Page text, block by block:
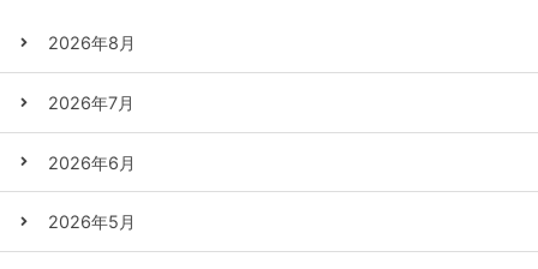
2026年8月
2026年7月
2026年6月
2026年5月